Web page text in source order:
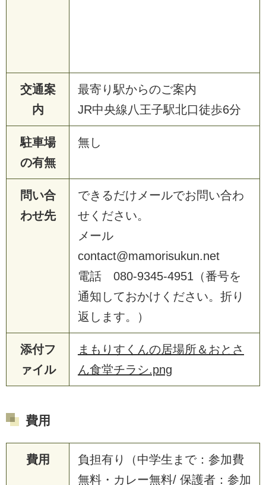
交通案
内
最寄り駅からのご案内
JR中央線八王子駅北口徒歩6分
駐車場
の有無
無し
問い合
わせ先
できるだけメールでお問い合わ
せください。
メール
contact@mamorisukun.net
電話 080-9345-4951（番号を
通知しておかけください。折り
返します。）
添付フ
ァイル
まもりすくんの居場所＆おとさ
ん食堂チラシ.png
費用
費用
負担有り（中学生まで：参加費
無料・カレー無料/ 保護者：参加